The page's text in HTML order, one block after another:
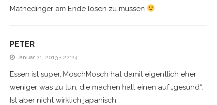
Mathedinger am Ende lösen zu müssen
PETER
Januar 21, 2013 - 22:24
Essen ist super, MoschMosch hat damit eigentlich eher
weniger was zu tun, die machen halt einen auf „gesund“.
Ist aber nicht wirklich japanisch.